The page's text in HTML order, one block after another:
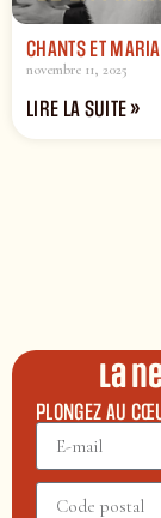
CHANTS ET
novembre 11, 2025
LIRE LA SUITE »
La
PLONGEZ AU